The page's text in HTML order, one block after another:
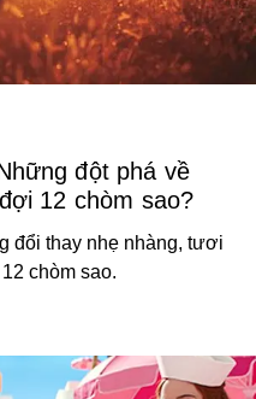
đột phá về
12 chòm sao?
đổi thay nhẹ nhàng, tươi
chòm sao.